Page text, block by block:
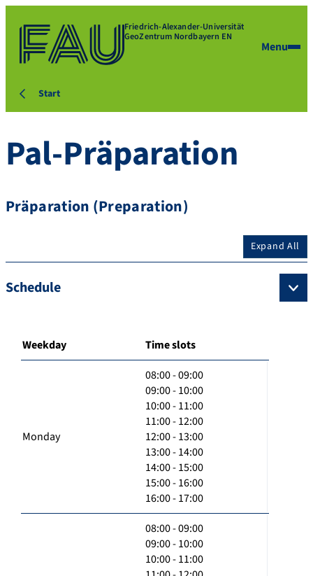
Friedrich-Alexander-Universität
GeoZentrum Nordbayern EN
Menu
Start
Pal-Präparation
Präparation (Preparation)
Expand All
Schedule
Weekday Time slots
Monday
08:00 - 09:00
09:00 - 10:00
10:00 - 11:00
11:00 - 12:00
12:00 - 13:00
13:00 - 14:00
14:00 - 15:00
15:00 - 16:00
16:00 - 17:00
08:00 - 09:00
09:00 - 10:00
10:00 - 11:00